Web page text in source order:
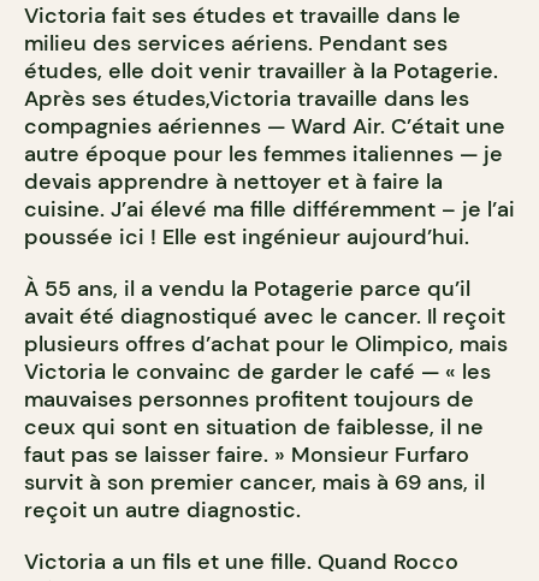
Victoria fait ses études et travaille dans le
milieu des services aériens. Pendant ses
études, elle doit venir travailler à la Potagerie.
Après ses études,Victoria travaille dans les
compagnies aériennes — Ward Air. C’était une
autre époque pour les femmes italiennes — je
devais apprendre à nettoyer et à faire la
cuisine. J’ai élevé ma fille différemment – je l’ai
poussée ici ! Elle est ingénieur aujourd’hui.
À 55 ans, il a vendu la Potagerie parce qu’il
avait été diagnostiqué avec le cancer. Il reçoit
plusieurs offres d’achat pour le Olimpico, mais
Victoria le convainc de garder le café — « les
mauvaises personnes profitent toujours de
ceux qui sont en situation de faiblesse, il ne
faut pas se laisser faire. » Monsieur Furfaro
survit à son premier cancer, mais à 69 ans, il
reçoit un autre diagnostic.
Victoria a un fils et une fille. Quand Rocco